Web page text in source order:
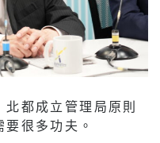
都成立管理局原則
很多功夫。